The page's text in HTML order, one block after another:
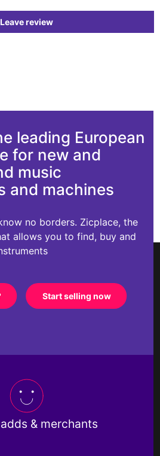
Leave review
leading European
for new and
music
and machines
no borders. Zicplace, the
allows you to find, buy and
Start selling now
& merchants